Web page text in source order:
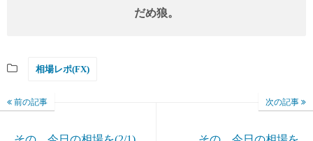
だめ狼。
相場レポ(FX)
前の記事 次の記事